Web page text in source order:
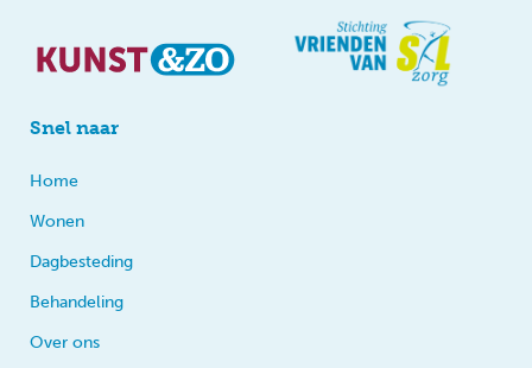
Snel naar
Home
Wonen
Dagbesteding
Behandeling
Over ons